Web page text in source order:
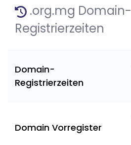
.org.mg Domain-
Registrierzeiten
Domain-
Registrierzeiten
Domain Vorregister